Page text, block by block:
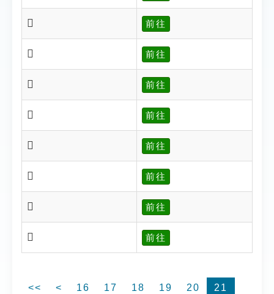
𤚠 前往
𤚨 前往
𤚩 前往
𤚪 前往
𤚫 前往
𤚬 前往
𤚭 前往
𤚮 前往
<< < 16 17 18 19 20
21